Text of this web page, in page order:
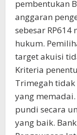
pembentukan
anggaran
sebesar
hukum.
target akuisi
Kriteria
Trimegah
yang
pundi secara
yang baik.